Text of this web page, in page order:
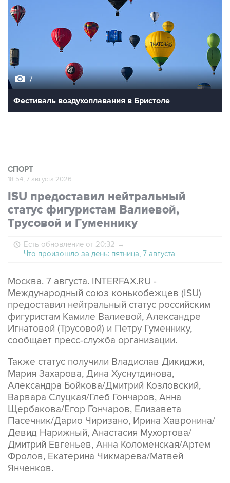
7
Фестиваль воздухоплавания в Бристоле
СПОРТ
18:54, 7 августа 2026
ISU предоставил нейтральный
статус фигуристам Валиевой,
Трусовой и Гуменнику
Есть обновление от 20:32 →
Что произошло за день: пятница, 7 августа
Москва. 7 августа. INTERFAX.RU -
Международный союз конькобежцев (ISU)
предоставил нейтральный статус российским
фигуристам Камиле Валиевой, Александре
Игнатовой (Трусовой) и Петру Гуменнику,
сообщает пресс-служба организации.
Также статус получили Владислав Дикиджи,
Мария Захарова, Дина Хуснутдинова,
Александра Бойкова/Дмитрий Козловский,
Варвара Слуцкая/Глеб Гончаров, Анна
Щербакова/Егор Гончаров, Елизавета
Пасечник/Дарио Чиризано, Ирина Хавронина/
Девид Нарижный, Анастасия Мухортова/
Дмитрий Евгеньев, Анна Коломенская/Артем
Фролов, Екатерина Чикмарева/Матвей
Янченков.